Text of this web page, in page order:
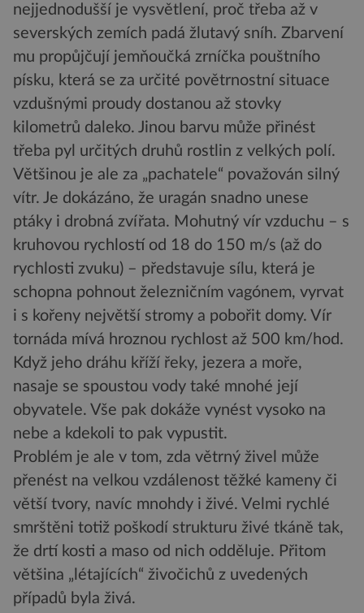
nejjednodušší je vysvětlení, proč třeba až v
severských zemích padá žlutavý sníh. Zbarvení
mu propůjčují jemňoučká zrníčka pouštního
písku, která se za určité povětrnostní situace
vzdušnými proudy dostanou až stovky
kilometrů daleko. Jinou barvu může přinést
třeba pyl určitých druhů rostlin z velkých polí.
Většinou je ale za „pachatele“ považován silný
vítr. Je dokázáno, že uragán snadno unese
ptáky i drobná zvířata. Mohutný vír vzduchu – s
kruhovou rychlostí od 18 do 150 m/s (až do
rychlosti zvuku) – představuje sílu, která je
schopna pohnout železničním vagónem, vyrvat
i s kořeny největší stromy a pobořit domy. Vír
tornáda mívá hroznou rychlost až 500 km/hod.
Když jeho dráhu kříží řeky, jezera a moře,
nasaje se spoustou vody také mnohé její
obyvatele. Vše pak dokáže vynést vysoko na
nebe a kdekoli to pak vypustit.
Problém je ale v tom, zda větrný živel může
přenést na velkou vzdálenost těžké kameny či
větší tvory, navíc mnohdy i živé. Velmi rychlé
smrštěni totiž poškodí strukturu živé tkáně tak,
že drtí kosti a maso od nich odděluje. Přitom
většina „létajících“ živočichů z uvedených
případů byla živá.